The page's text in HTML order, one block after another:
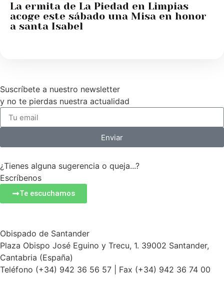
La ermita de La Piedad en Limpias
acoge este sábado una Misa en honor
a santa Isabel
Suscríbete a nuestro newsletter
y no te pierdas nuestra actualidad
Enviar
¿Tienes alguna sugerencia o queja...?
Escríbenos
Te escuchamos
Obispado de Santander
Plaza Obispo José Eguino y Trecu, 1. 39002 Santander,
Cantabria (España)
Teléfono (+34) 942 36 56 57 | Fax (+34) 942 36 74 00